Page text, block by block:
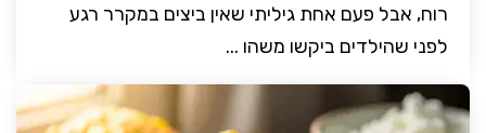
רוח, אבל פעם אחת גיליתי שאין ביצים במקרר רגע
לפני שהילדים ביקשו משהו ...